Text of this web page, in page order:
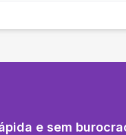
e sem